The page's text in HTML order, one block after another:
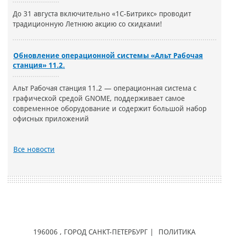
До 31 августа включительно «1С-Битрикс» проводит
традиционную Летнюю акцию со скидками!
Обновление операционной системы «Альт Рабочая
станция» 11.2.
Альт Рабочая станция 11.2 — операционная система с
графической средой GNOME, поддерживает самое
современное оборудование и содержит большой набор
офисных приложений
Все новости
196006 , ГОРОД САНКТ-ПЕТЕРБУРГ | ПОЛИТИКА